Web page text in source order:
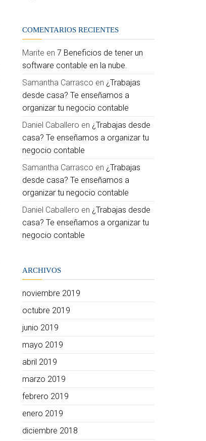
COMENTARIOS RECIENTES
Marite en 7 Beneficios de tener un
software contable en la nube.
Samantha Carrasco en ¿Trabajas
desde casa? Te enseñamos a
organizar tu negocio contable
Daniel Caballero en ¿Trabajas desde
casa? Te enseñamos a organizar tu
negocio contable
Samantha Carrasco en ¿Trabajas
desde casa? Te enseñamos a
organizar tu negocio contable
Daniel Caballero en ¿Trabajas desde
casa? Te enseñamos a organizar tu
negocio contable
ARCHIVOS
noviembre 2019
octubre 2019
junio 2019
mayo 2019
abril 2019
marzo 2019
febrero 2019
enero 2019
diciembre 2018